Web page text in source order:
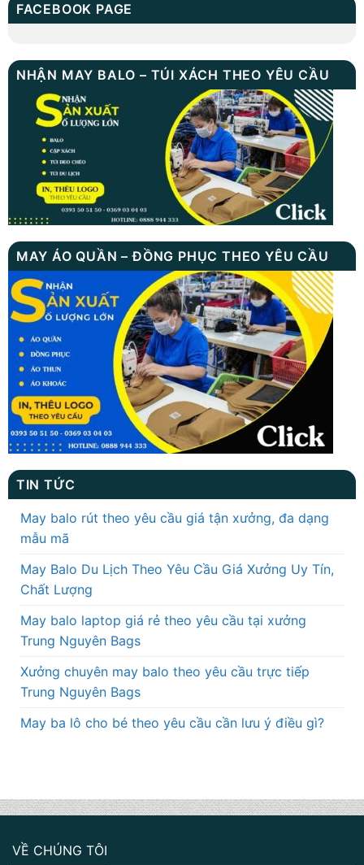
FACEBOOK PAGE
NHẬN MAY BALO – TÚI XÁCH THEO YÊU CẦU
MAY ÁO QUẦN – ĐỒNG PHỤC THEO YÊU CẦU
TIN TỨC
May balo rút theo yêu cầu giá tận xưởng, đa dạng
mẫu mã
May Balo Du Lịch Theo Yêu Cầu Giá Xưởng Uy Tín,
Chất Lượng
May balo laptop giá rẻ theo yêu cầu tại xưởng
Trung Nguyên Bags
Xưởng chuyên may balo theo yêu cầu trực tiếp
Trung Nguyên Bags
May ba lô cho bé theo yêu cầu cần lưu ý điều gì?
VỀ CHÚNG TÔI